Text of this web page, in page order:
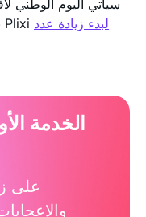
سيأتي اليوم الوطني
نريد أن يبقى متابعيك في الجوار. اتصل Plixi لبدء زيادة عدد
الخدمة